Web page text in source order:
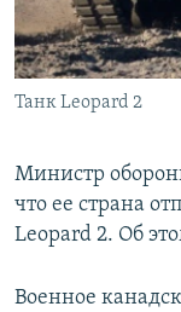
ПОБЕДИТЕЛЕЙ НЕ
ELIFBE
ПРИСОЕДИНЯЙТЕСЬ!
Все сайты
Танк Leopard 2
Министр
что ее страна
Leopard 2. Об
Военное